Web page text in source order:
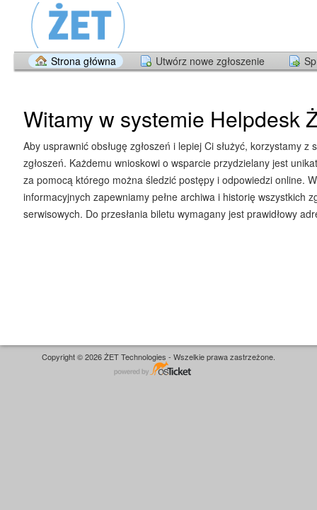
Strona główna Utwórz nowe zgłoszenie
Witamy w systemie Helpdesk
Aby usprawnić obsługę zgłoszeń i lepiej Ci służyć, korzystamy z
zgłoszeń. Każdemu wnioskowi o wsparcie przydzielany jest
za pomocą którego można śledzić postępy i odpowiedzi online.
informacyjnych zapewniamy pełne archiwa i historię wszystkich
serwisowych. Do przesłania biletu wymagany jest prawidłowy
Copyright © 2026 ŻET Technologies - Wszelkie prawa zastrzeżone.